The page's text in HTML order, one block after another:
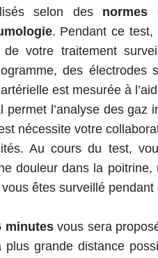
selon des normes
. Pendant ce test,
votre traitement
des
est mesurée à
permet l’analyse des
nécessite votre
Au cours du test,
douleur dans la
êtes surveillé
minutesvous sera
grande distance